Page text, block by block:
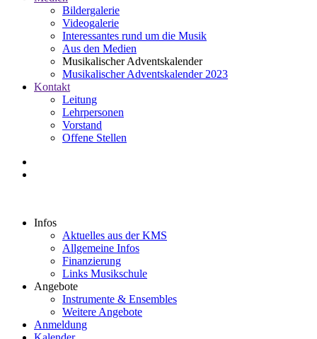
Bildergalerie
Videogalerie
Interessantes rund um die Musik
Aus den Medien
Musikalischer Adventskalender
Musikalischer Adventskalender 2023
Kontakt
Leitung
Lehrpersonen
Vorstand
Offene Stellen
Infos
Aktuelles aus der KMS
Allgemeine Infos
Finanzierung
Links Musikschule
Angebote
Instrumente & Ensembles
Weitere Angebote
Anmeldung